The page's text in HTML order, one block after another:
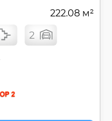
222.08 м²
2